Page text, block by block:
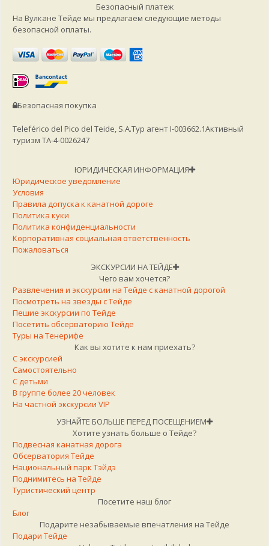
Безопасный платеж
На Вулкане Тейде мы предлагаем следующие методы
безопасной оплаты.
Безопасная покупка
Teleférico del Pico del Teide, S.A.Тур агент I-003662.1Активный
туризм TA-4-0026247
ЮРИДИЧЕСКАЯ ИНФОРМАЦИЯ
Юридическое уведомление
Условия
Правила допуска к канатной дороге
Политика куки
Политика конфиденциальности
Корпоративная социальная ответственность
Пожаловаться
ЭКСКУРСИИ НА ТЕЙДЕ
Чего вам хочется?
Развлечения и экскурсии на Тейде с канатной дорогой
Посмотреть на звезды с Тейде
Пешие экскурсии по Тейде
Посетить обсерваторию Тейде
Туры на Тенерифе
Как вы хотите к нам приехать?
С экскурсией
Самостоятельно
С детьми
В группе более 20 человек
На частной экскурсии VIP
УЗНАЙТЕ БОЛЬШЕ ПЕРЕД ПОСЕЩЕНИЕМ
Хотите узнать больше о Тейде?
Подвесная канатная дорога
Обсерватория Тейде
Национальный парк Тэйдэ
Поднимитесь на Тейде
Туристический центр
Посетите наш блог
Блог
Подарите незабываемые впечатления на Тейде
Подари Тейде